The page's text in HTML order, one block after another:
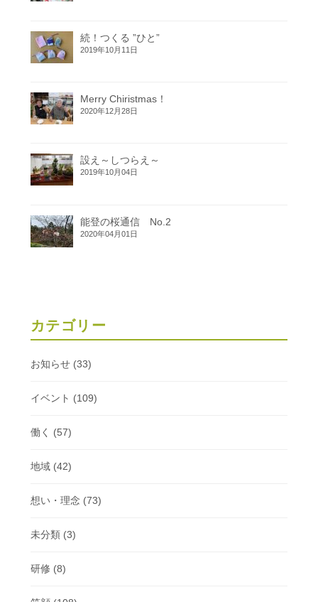
続！つくる ”ひと”
2019年10月11日
Merry Chiristmas！
2020年12月28日
設え～しつらえ～
2019年10月04日
能登の桜通信 No.2
2020年04月01日
カテゴリー
お知らせ(33)
イベント (109)
働く (57)
地域(42)
想い・理念 (73)
未分類(3)
研修 (8)